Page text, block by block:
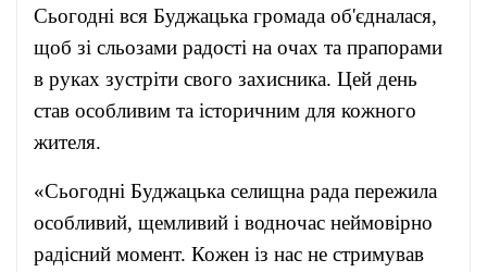
Сьогодні вся Буджацька громада об'єдналася,
щоб зі сльозами радості на очах та прапорами
в руках зустріти свого захисника. Цей день
став особливим та історичним для кожного
жителя.
«Сьогодні Буджацька селищна рада пережила
особливий, щемливий і водночас неймовірно
радісний момент. Кожен із нас не стримував